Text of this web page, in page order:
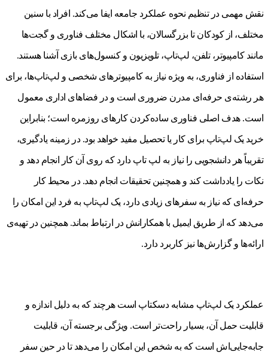
نقش مهمی در تنظیم نحوه عملکرد جامعه ایفا می‌کند. افراد با سنین
مختلف، از کودکان تا بزرگسالان، با اشکال مختلف فناوری و گجت‌ها
مانند کامپیوتر، تلفن، لپ‌تاپ، تلویزیون و کنسول‌های بازی آشنا هستند.
استفاده از فناوری، به ویژه نیاز به کامپیوترهای شخصی و لپ‌تاپ‌ها، برای
هر رشته‌ی حرفه‌ای مدرن ضروری است و در فضاهای اداری معمول
است. هدف اصلی فناوری ساده‌کردن کارهای روزمره است؛ بنابراین
خرید یک لپ‌تاپ برای کار یا تحصیل مفید خواهد بود. در زمینه یادگیری،
تقریباً هر دانشجویی را نیاز به لپ تاپ دارد که روی آن کار انجام دهد و
نکات را یادداشت کند و همچنین تحقیقات انجام دهد. در محیط کار
حرفه‌ای که نیاز به سفرهای زیادی دارد، یک لپ‌تاپ به فرد این امکان را
می‌دهد که از طریق ایمیل با همکارانش در ارتباط بماند. همچنین در تهیه‌ی
ارائه‌ها و گزارش‌ها نیز کاربرد دارد.
عملکرد یک لپ‌تاپ مشابه دسکتاپ است هرچند که به دلیل اندازه و
قابلیت حمل آن، بسیار راحت‌تر است. ویژگی برجسته آن، قابلیت
جابه‌جایی‌اش است که به شخص این امکان را می‌دهد تا در حین سفر